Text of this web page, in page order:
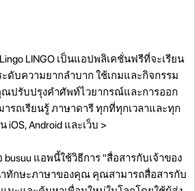
LINGO เป็นแอปพลิเคชั่นฟรีที่จะเรียน
ดับความยากลำบาก ใช้เกมและกิจกรรม
ปรับปรุงคำศัพท์ไวยากรณ์และการออก
ารถเรียนรู้ ภาษาดารี ทุกที่ทุกเวลาและทุก
Android และเว็บ >
แอพนี้ใช้วิธีการ "สื่อสารกับเจ้าของ
ทักษะภาษาของคุณ คุณสามารถสื่อสารกับ